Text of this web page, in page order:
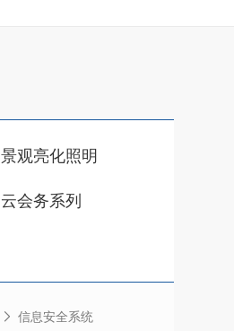
景观亮化照明
云会务系列
信息安全系统